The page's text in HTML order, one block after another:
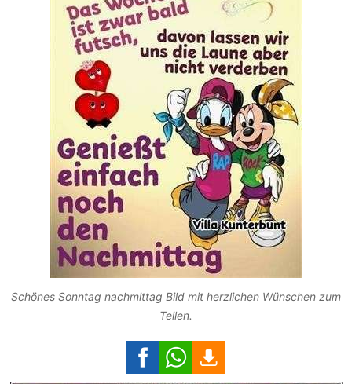
Schönes Sonntag nachmittag Bild mit herzlichen Wünschen zum
Teilen.